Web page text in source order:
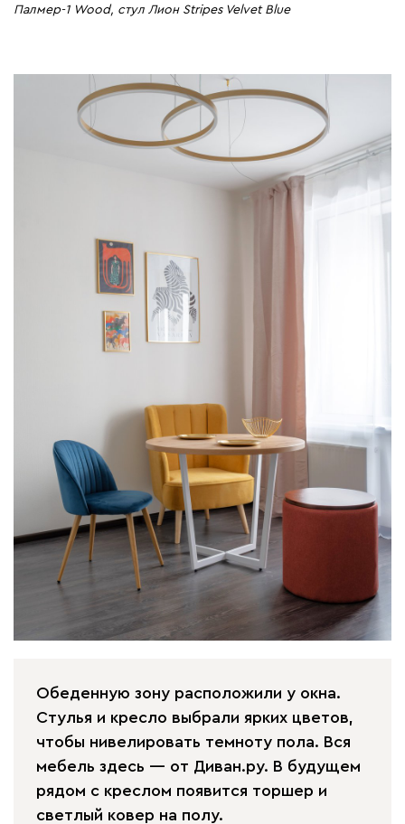
Палмер-1 Wood, стул Лион Stripes Velvet Blue
Обеденную зону расположили у окна.
Стулья и кресло выбрали ярких цветов,
чтобы нивелировать темноту пола. Вся
мебель здесь — от Диван.ру. В будущем
рядом с креслом появится торшер и
светлый ковер на полу.